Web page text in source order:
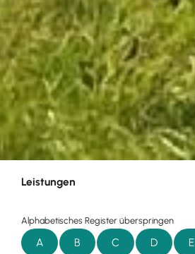
Leistungen
Alphabetisches Register überspringen
A B C D E